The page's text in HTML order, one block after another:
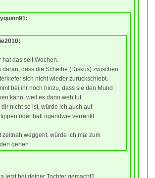
hat das seit Wochen.
daran, dass die Scheibe (Diskus) zwischen
sich nicht wieder zurückschiebt.
bei ihr noch hinzu, dass sie den Mund
kann, weil es dann weh tut.
nicht so ist, würde ich auch auf
oder halt irgendwie verrenkt.
zeitnah weggeht, würde ich mal zum
gehen.
jetzt bei deiner Tochter gemacht?